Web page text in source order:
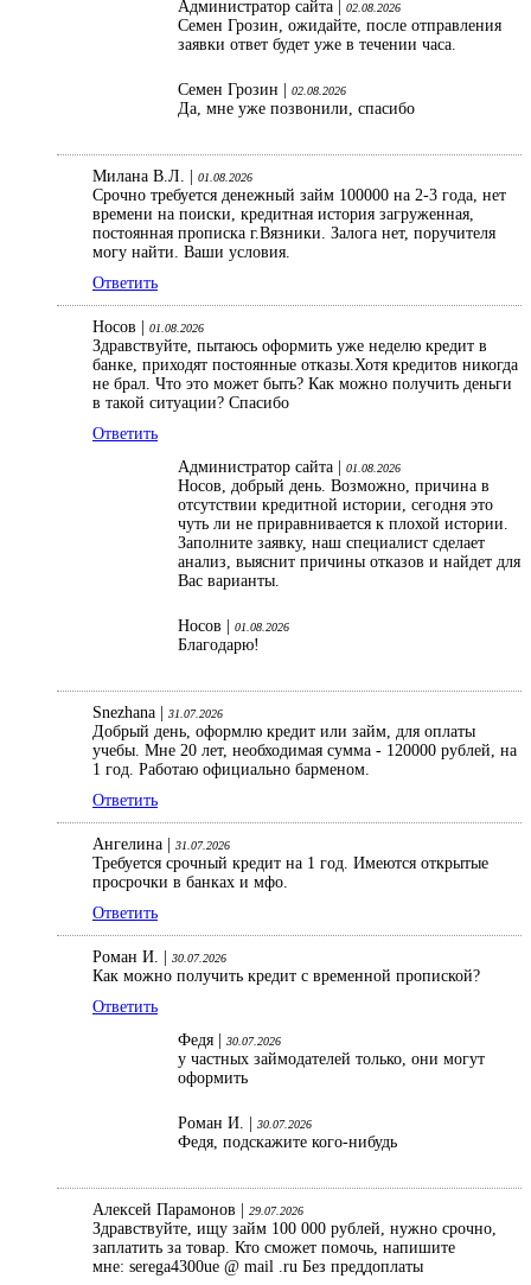
Администратор сайта | 02.08.2026
Семен Грозин, ожидайте, после отправления
заявки ответ будет уже в течении часа.
Семен Грозин | 02.08.2026
Да, мне уже позвонили, спасибо
Милана В.Л. | 01.08.2026
Срочно требуется денежный займ 100000 на 2-3 года, нет
времени на поиски, кредитная история загруженная,
постоянная прописка г.Вязники. Залога нет, поручителя
могу найти. Ваши условия.
Ответить
Носов | 01.08.2026
Здравствуйте, пытаюсь оформить уже неделю кредит в
банке, приходят постоянные отказы.Хотя кредитов никогда
не брал. Что это может быть? Как можно получить деньги
в такой ситуации? Спасибо
Ответить
Администратор сайта |
01.08.2026
Носов, добрый день. Возможно, причина в
отсутствии кредитной истории, сегодня это
чуть ли не приравнивается к плохой истории.
Заполните заявку, наш специалист сделает
анализ, выяснит причины отказов и найдет для
Вас варианты.
Носов | 01.08.2026
Благодарю!
Snezhana | 31.07.2026
Добрый день, оформлю кредит или займ, для оплаты
учебы. Мне 20 лет, необходимая сумма - 120000 рублей, на
1 год. Работаю официально барменом.
Ответить
Ангелина | 31.07.2026
Требуется срочный кредит на 1 год. Имеются открытые
просрочки в банках и мфо.
Ответить
Роман И. | 30.07.2026
Как можно получить кредит с временной пропиской?
Ответить
Федя |
30.07.2026
у частных займодателей только, они могут
оформить
Роман И. | 30.07.2026
Федя, подскажите кого-нибудь
Алексей Парамонов | 29.07.2026
Здравствуйте, ищу займ 100 000 рублей, нужно срочно,
заплатить за товар. Кто сможет помочь, напишите
мне: serega4300ue @ mail .ru Без преддоплаты